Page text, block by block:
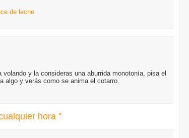
de leche
y la consideras una aburrida monotonía, pisa el
algo y verás como se anima el cotarro.
hora ”